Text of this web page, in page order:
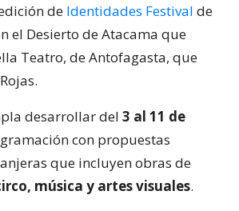
de Identidades Festival de
el Desierto de Atacama que
Teatro, de Antofagasta, que
desarrollar del 3 al 11 de
con propuestas
que incluyen obras de
música y artes visuales.